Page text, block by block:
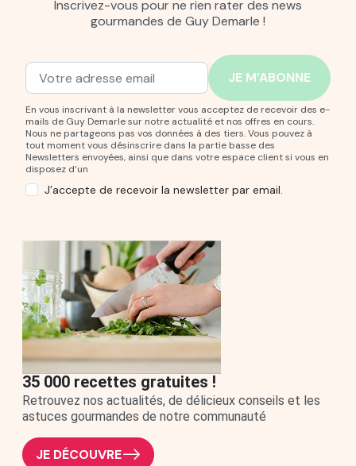
Inscrivez-vous pour ne rien rater des news
gourmandes de Guy Demarle !
Adresse mail
Entrez votre adresse mail pour vous abonner à notre
En vous inscrivant à la newsletter vous acceptez de recevoir des e-
mails de Guy Demarle sur notre actualité et nos offres en cours.
Nous ne partageons pas vos données à des tiers. Vous pouvez à
tout moment vous désinscrire dans la partie basse des
Newsletters envoyées, ainsi que dans votre espace client si vous en
disposez d’un
J’accepte de recevoir la newsletter par email.
35 000 recettes gratuites !
Retrouvez nos actualités, de délicieux conseils et les
astuces gourmandes de notre communauté
JE DÉCOUVRE